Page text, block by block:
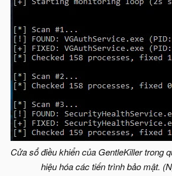
Cửa sổ điều khiển của GentleKiller trong
hiệu hóa các tiến trình bảo mật.